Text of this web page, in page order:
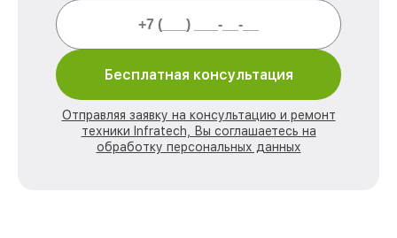
Бесплатная консультация
Отправляя заявку на консультацию и ремонт
техники Infratech, Вы соглашаетесь на
обработку персональных данных